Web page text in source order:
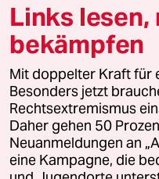
© 2026 taz Verlags und
Alle Rechte vorbehalten. Bei
wenden Sie sich bitte an
Feedback
Leitlinie Informant
Links lesen,
bekämpfen
Mit doppelter Kraft für
Besonders jetzt
Rechtsextremismus
Daher gehen 50
Neuanmeldungen an
eine Kampagne, die